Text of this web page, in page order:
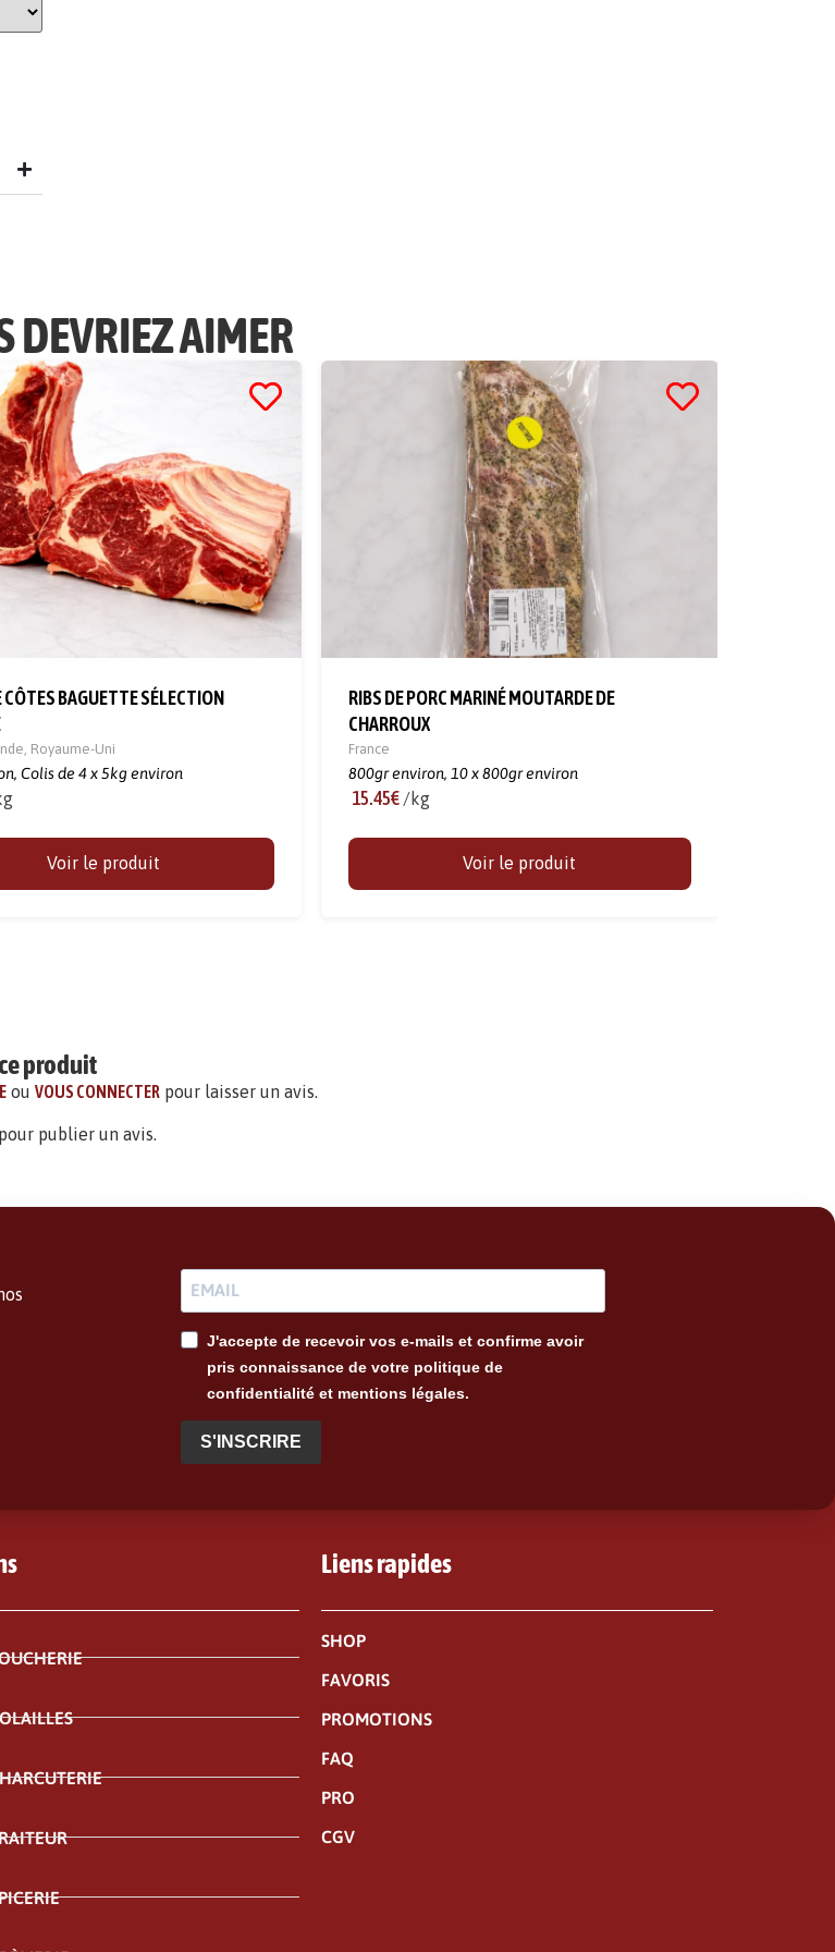
DEVRIEZ AIMER
CÔTES BAGUETTE SÉLECTION
, Royaume-Uni
Colis de 4 x 5kg environ
Voir le produit
RIBS DE PORC MARINÉ MOUTARDE DE
CHARROUX
France
800gr environ, 10 x 800gr environ
15.45€ /kg
Voir le produit
produit
ou VOUS CONNECTERpour laisser un avis.
publier un avis.
J'accepte de recevoir vos e-mails et confirme avoir
pris connaissance de votre politique de
confidentialité et mentions légales.
S'INSCRIRE
Liens rapides
SHOP
FAVORIS
PROMOTIONS
FAQ
PRO
CGV